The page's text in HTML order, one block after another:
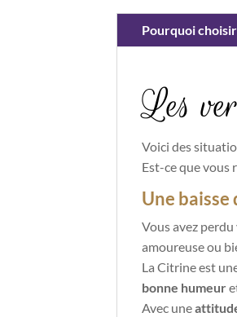
Pourquoi
Les
Voici des
Est-ce que vous
Une
Vous avez
amoureuse ou
La Citrine est
bonne humeur
Avec une